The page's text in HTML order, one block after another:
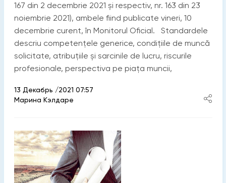
167 din 2 decembrie 2021 și respectiv, nr. 163 din 23
noiembrie 2021), ambele fiind publicate vineri, 10
decembrie curent, în Monitorul Oficial. Standardele
descriu competențele generice, condițiile de muncă
solicitate, atribuțiile și sarcinile de lucru, riscurile
profesionale, perspectiva pe piața muncii,
13 Декабрь /2021 07:57
Марина Кэлдаре